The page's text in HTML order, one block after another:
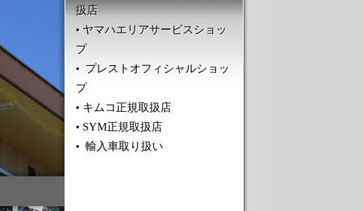
扱店
• ヤマハエリアサービスショッ
プ
• プレストオフィシャルショッ
プ
• キムコ正規取扱店
• SYM正規取扱店
• 輸入車取り扱い